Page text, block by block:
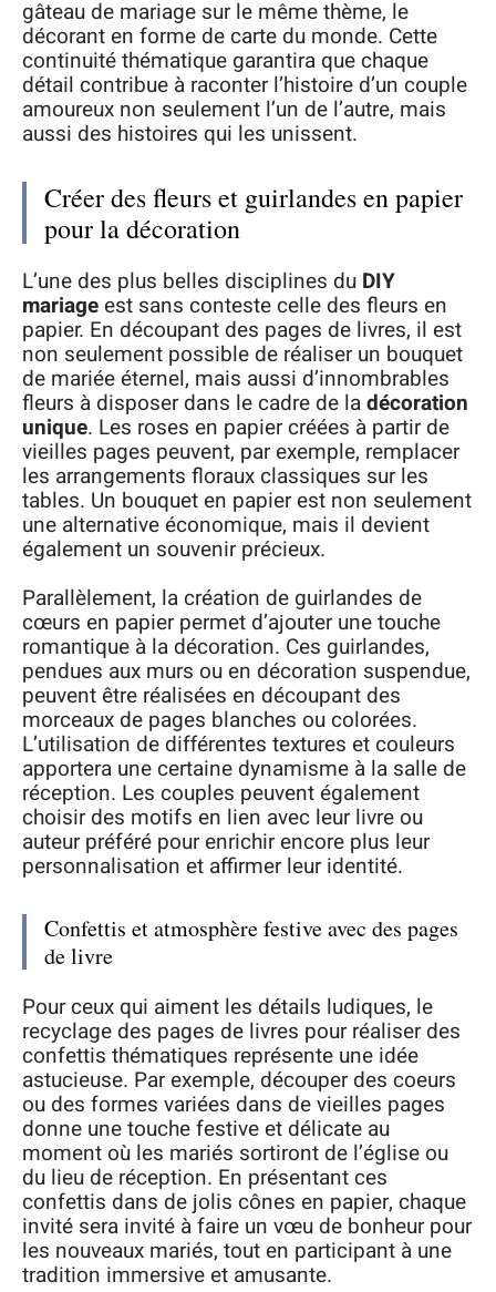
gâteau de mariage sur le même thème, le
décorant en forme de carte du monde. Cette
continuité thématique garantira que chaque
détail contribue à raconter l’histoire d’un couple
amoureux non seulement l’un de l’autre, mais
aussi des histoires qui les unissent.
Créer des fleurs et guirlandes en papier
pour la décoration
L’une des plus belles disciplines du DIY
mariageest sans conteste celle des fleurs en
papier. En découpant des pages de livres, il est
non seulement possible de réaliser un bouquet
de mariée éternel, mais aussi d’innombrables
fleurs à disposer dans le cadre de ladécoration
unique. Les roses en papier créées à partir de
vieilles pages peuvent, par exemple, remplacer
les arrangements floraux classiques sur les
tables. Un bouquet en papier est non seulement
une alternative économique, mais il devient
également un souvenir précieux.
Parallèlement, la création de guirlandes de
cœurs en papier permet d’ajouter une touche
romantique à la décoration. Ces guirlandes,
pendues aux murs ou en décoration suspendue,
peuvent être réalisées en découpant des
morceaux de pages blanches ou colorées.
L’utilisation de différentes textures et couleurs
apportera une certaine dynamisme à la salle de
réception. Les couples peuvent également
choisir des motifs en lien avec leur livre ou
auteur préféré pour enrichir encore plus leur
personnalisation et affirmer leur identité.
Confettis et atmosphère festive avec des pages
de livre
Pour ceux qui aiment les détails ludiques, le
recyclage des pages de livres pour réaliser des
confettis thématiques représente une idée
astucieuse. Par exemple, découper des coeurs
ou des formes variées dans de vieilles pages
donne une touche festive et délicate au
moment où les mariés sortiront de l’église ou
du lieu de réception. En présentant ces
confettis dans de jolis cônes en papier, chaque
invité sera invité à faire un vœu de bonheur pour
les nouveaux mariés, tout en participant à une
tradition immersive et amusante.